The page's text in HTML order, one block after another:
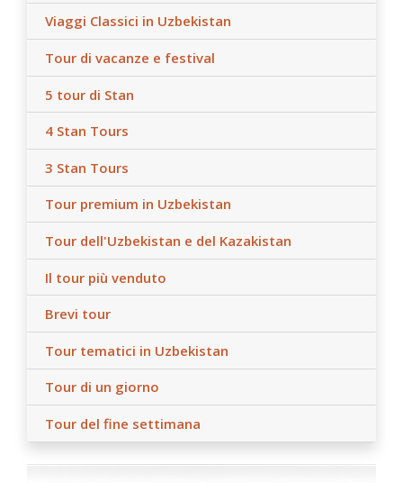
Viaggi Classici in Uzbekistan
Tour di vacanze e festival
5 tour di Stan
4 Stan Tours
3 Stan Tours
Tour premium in Uzbekistan
Tour dell'Uzbekistan e del Kazakistan
Il tour più venduto
Brevi tour
Tour tematici in Uzbekistan
Tour di un giorno
Tour del fine settimana